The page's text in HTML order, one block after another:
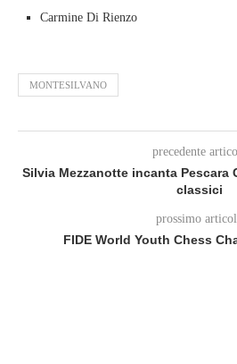
Carmine Di Rienzo
MONTESILVANO
precedente
Silvia Mezzanotte incanta Pescara
classici
prossimo
FIDE World Youth Chess